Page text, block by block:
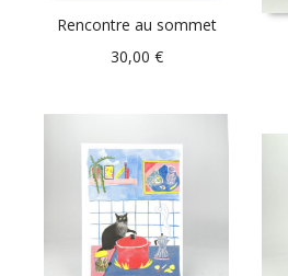
Rencontre au sommet
30,00 €